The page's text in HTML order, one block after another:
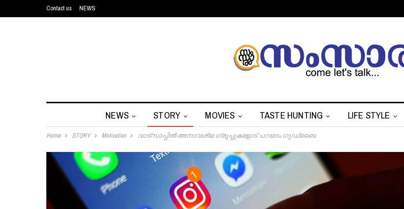
Contact us NEWS
NEWS STORY MOVIES TASTE HUNTING LIFE STYLE
Home STORY Motivation വാട്‌സാപ്പില്‍ അനാവശ്യ ഗ്രൂപ്പുകളോട് പറയാം ഗുഡ്‌ബൈ